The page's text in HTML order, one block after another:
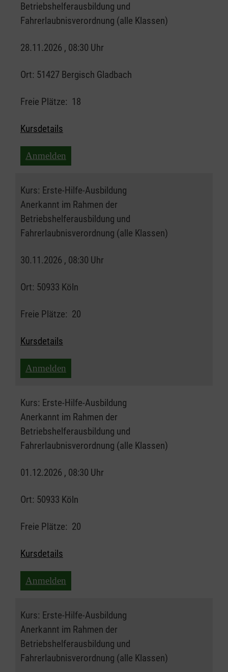
Betriebshelferausbildung und
Fahrerlaubnisverordnung (alle Klassen)
28.11.2026 , 08:30 Uhr
Ort: 51427 Bergisch Gladbach
Freie Plätze: 18
Kursdetails
Anmelden
Kurs: Erste-Hilfe-Ausbildung
Anerkannt im Rahmen der
Betriebshelferausbildung und
Fahrerlaubnisverordnung (alle Klassen)
30.11.2026 , 08:30 Uhr
Ort: 50933 Köln
Freie Plätze: 20
Kursdetails
Anmelden
Kurs: Erste-Hilfe-Ausbildung
Anerkannt im Rahmen der
Betriebshelferausbildung und
Fahrerlaubnisverordnung (alle Klassen)
01.12.2026 , 08:30 Uhr
Ort: 50933 Köln
Freie Plätze: 20
Kursdetails
Anmelden
Kurs: Erste-Hilfe-Ausbildung
Anerkannt im Rahmen der
Betriebshelferausbildung und
Fahrerlaubnisverordnung (alle Klassen)